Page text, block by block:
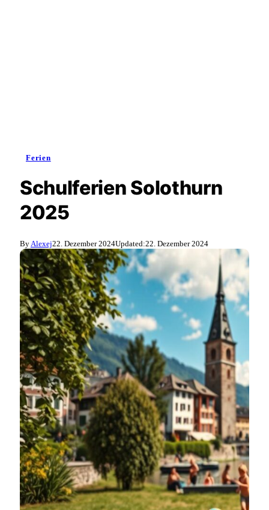
Ferien
Schulferien Solothurn
2025
By Alexej22. Dezember 2024Updated:22. Dezember 2024